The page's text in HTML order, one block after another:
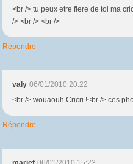
<br /> tu peux etre fiere de toi ma
/> <br /> <br />
Répondre
valy 06/01/2010 20:22
<br /> wouaouh Cricri !<br /> ces
Répondre